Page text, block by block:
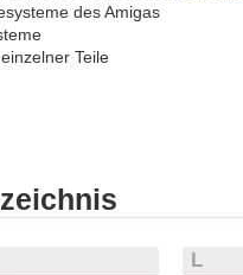
des Amigas
Teile
L